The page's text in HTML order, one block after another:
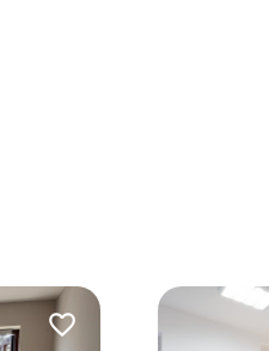
Dodaj do ulubionych